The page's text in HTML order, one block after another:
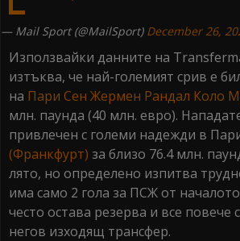
— Mail Sport (@MailSport) December 26,
Използвайки данните на
изтъква, че най-големият срив е
на Пари Сен Жермен Рандал Коло
млн. паунда (40 млн. евро).
привлечен с големи надежди в
(Франкфурт) за близо 76.4 млн.
лято, но определено изпитва
има само 2 гола за ПСЖ от
често остава резерва и все повече
негов изходящ трансфер.